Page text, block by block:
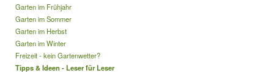
Garten im Frühjahr
Garten im Sommer
Garten im Herbst
Garten im Winter
Freizeit - kein Gartenwetter?
Tipps & Ideen - Leser für Leser